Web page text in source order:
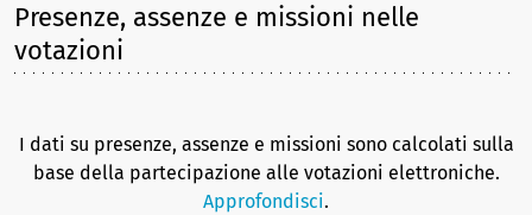
Presenze, assenze e missioni nelle
votazioni
I dati su presenze, assenze e missioni sono calcolati sulla
base della partecipazione alle votazioni elettroniche.
Approfondisci.